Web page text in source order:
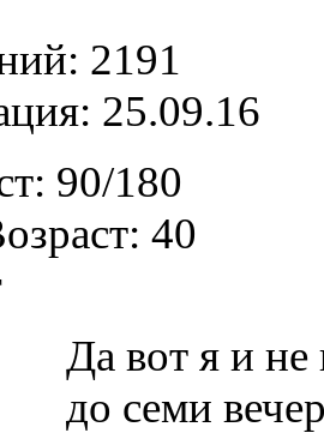
2191
25.09.16
90/180
40
Да вот я и не
до семи